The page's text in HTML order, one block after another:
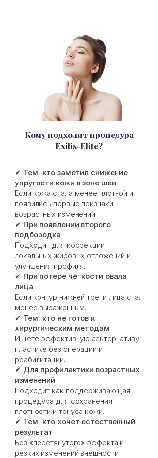
Кому подходит процедура
Exilis-Elite?
✔ Тем, кто заметил снижение
упругости кожи в зоне шеи
Если кожа стала менее плотной и
появились первые признаки
возрастных изменений.
✔ При появлении второго
подбородка
Подходит для коррекции
локальных жировых отложений и
улучшения профиля.
✔ При потере чёткости овала
лица
Если контур нижней трети лица стал
менее выраженным.
✔ Тем, кто не готов к
хирургическим методам
Ищете эффективную альтернативу
пластике без операции и
реабилитации.
✔ Для профилактики возрастных
изменений
Подходит как поддерживающая
процедура для сохранения
плотности и тонуса кожи.
✔ Тем, кто хочет естественный
результат
Без «перетянутого» эффекта и
резких изменений внешности.